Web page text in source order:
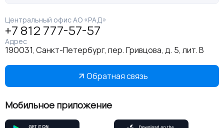
Центральный офис АО «РАД»
+7 812 777-57-57
Адрес
190031, Санкт-Петербург, пер. Гривцова, д. 5, лит. В
Обратная связь
Мобильное приложение